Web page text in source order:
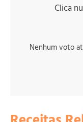
Clica
Nenhum voto